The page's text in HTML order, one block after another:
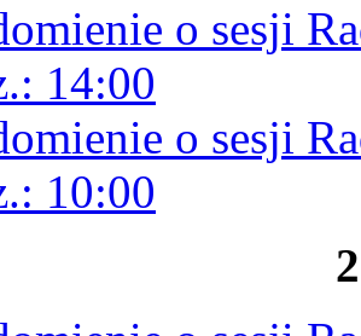
o sesji
14:00
o sesji
10:00